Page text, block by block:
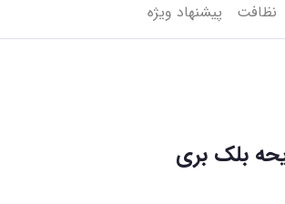
نظافت پیشنهاد ویژه
رزیتو رایحه بلک بری